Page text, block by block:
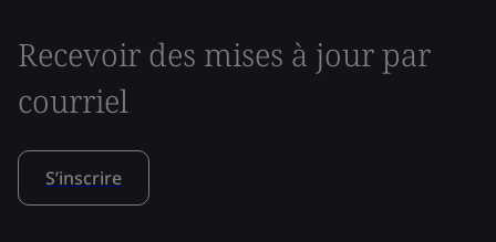
Recevoir des mises à jour par
courriel
S’inscrire